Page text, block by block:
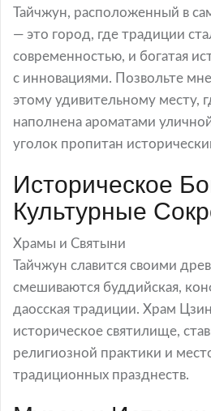
Тайчжун, расположенный в
— это город, где традиции
современностью, и богатая
с инновациями. Позвольте
этому удивительному месту,
наполнена ароматами
уголок пропитан
Историческое
Культурные
Храмы и Святыни
Тайчжун славится своими
смешиваются буддийская,
даосская традиции. Храм
историческое святилище,
религиозной практики и
традиционных празднеств.